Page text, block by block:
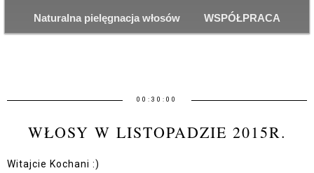
Naturalna pielęgnacja włosów WSPÓŁPRACA
00:30:00
WŁOSY W LISTOPADZIE 2015R.
Witajcie Kochani :)